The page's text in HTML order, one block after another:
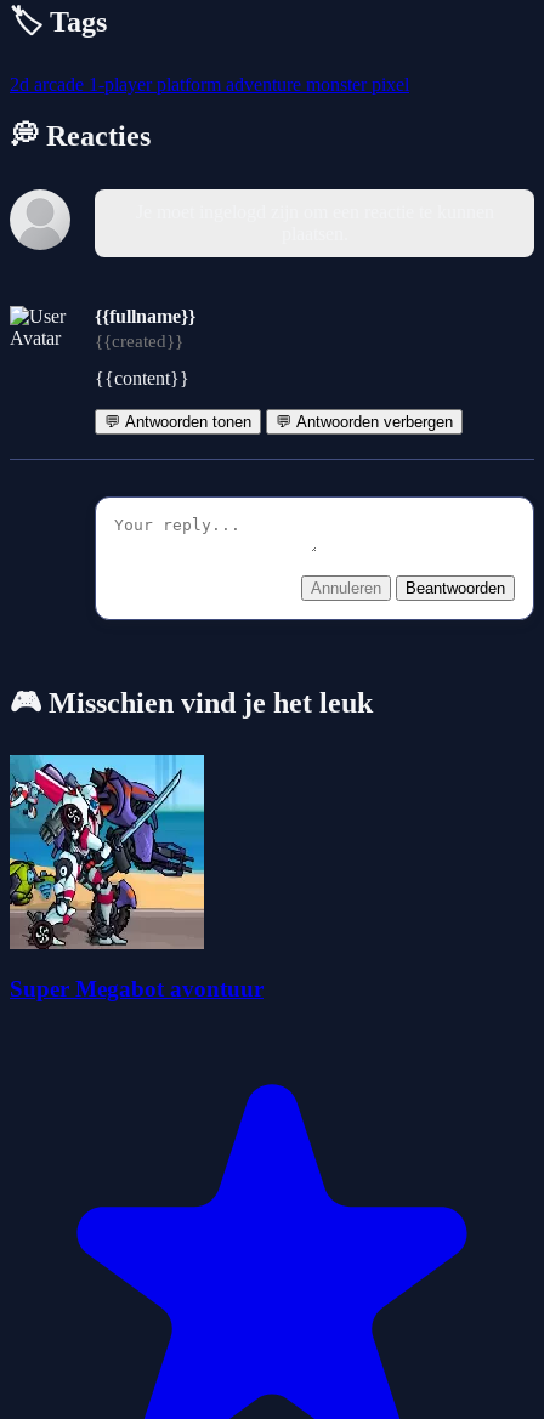
🏷️ Tags
2d arcade 1-playerplatform adventure monsterpixel
💭 Reacties
{{fullname}}
{{created}}
{{content}}
💬 Antwoorden tonen 💬 Antwoorden verbergen
Annuleren Beantwoorden
🎮 Misschien vind je het leuk
Super Megabot avontuur